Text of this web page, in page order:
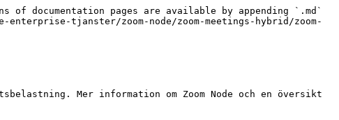
behåller all media lokalt om inga externa deltagare är närvarande och alla användare är anslutna till samma hybridmodul</mark>

Om användare är anslutna till ett möte med molnhybrid aktiverad via samma Meetings Hybrid-modul, men inga externa deltagare är närvarande, överför hybridmodulen inte media mellan Zoom-moln. I stället behålls all mötesmedia lokalt och dirigeras inom företagsnätverket via hybridmodulen. Mötesmedia lämnar endast nätverket efter att en extern deltagare har gått med från molnet eller om en andra hybridmodul inom nätverket ansluter till mötet.

En grupp användare inom ett företagsnätverk går till exempel med i samma möte med molnhybrid aktiverad. Alla användare är anslutna till samma hybridmodul och all mötesmedia dirigeras inom företagsnätverket. När en extern användare går med i mötet från molnet, eller en andra hybridmodul ansluter till mötet, öppnar hybridmodulen eller hybridmodulerna en medieanslutning med molnet och omfördelar mötets media till och från molnet.

{% hint style="info" %}
**Obs!**

Interna användare kan också upprätta externa medieanslutningar om hybridinfrastrukturen har [full kapacitet](#each-sfu-immr-supports-up-to-400-standard-definition-or-200-high-definition-user-connections-per-mod).
{% endhint %}

#### <mark style="color:blå;">Zoom Meetings Hybrid stöder heltäckande krypterade möten för båda möteslägena</mark>

Zoom Meetings Hybrid stöder [heltäckande krypterade](https://support.zoom.us/hc/en-us/articles/360048660871-End-to-end-E2EE-encryption-for-meetings) (E2E-kryptering)-möten i både molnhybridläge och mötesläge för endast interna möten. Detta ger ett extra säkerhetslager för konfidentiella möten och kan kombineras med möten som endast är interna för möten som kräver de högsta säkerhetsnivåerna som finns tillgängliga inom Zoom-plattformen.

#### <mark style="color:blå;">Kunder kan distribuera flera regionspecifika hybridzoner i sina datacentraler</mark>

Zoom Meetings Hybrid stöder distributioner med flera zoner, vilket gör att Kunder kan distribuera separata hybridmiljöer för olika platser eller regioner. När flera zoner finns på plats ansluter användare till närmaste hybridmodul baserat på deras pingtid till tillgänglig hårdvara.

Om ett företag till exempel har ett kontor i New York och Los Angeles kan en enda hybriddistribution på en plats orsaka fördröjnings- eller prestandaproblem på grund av den längre överföringstiden. I stället kan Kunder distribuera en hybridmiljö för varje specifik plats eller region för att förbättra användarupplevelsen. När en användare försöker ansluta till ett möte pingar användarens klient tillgängliga hybridmoduler och ansluter till modulen med lägst fördröjning.

#### <mark style="color:blå;">Zoom Meetings Hybrid ersätter inte Zooms anslutningsprogram för möte</mark>

Zooms anslutningsprogram för möte är en Zoom Node-arbetsbelastning som erbjuder en molnhanterad, lokal lösning för att skapa en möteszon i företagets datacentral, utan molnstöd eller återställningsalternativ. Med anslutningsprogram för möte ägs och underhålls alla mötesservrar och all hårdvara av företaget och måste tillåta externa anslutningar för att externa deltagare ska kunna gå med i era möten.

Till skillnad från anslutningsprogram för möte fortsätter Zoom Meetings Hybrid att använda molnmötesinfrastruktur tillsammans med hybridhårdvara i er datacentral och kräver inte att ni är värd för mötesservrar eller tillåter externa deltagare att ansluta till era datacen